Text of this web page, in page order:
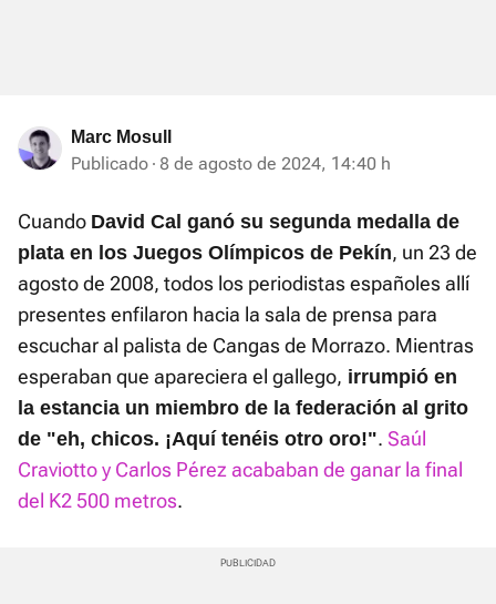
Marc Mosull
Publicado 8 de agosto de 2024, 14:40 h
Cuando David Cal ganó su segunda medalla de
plata en los Juegos Olímpicos de Pekín, un 23 de
agosto de 2008, todos los periodistas españoles allí
presentes enfilaron hacia la sala de prensa para
escuchar al palista de Cangas de Morrazo. Mientras
esperaban que apareciera el gallego, irrumpió en
la estancia un miembro de la federación al grito
de "eh, chicos. ¡Aquí tenéis otro oro!". Saúl
Craviotto y Carlos Pérez acababan de ganar la final
del K2 500 metros.